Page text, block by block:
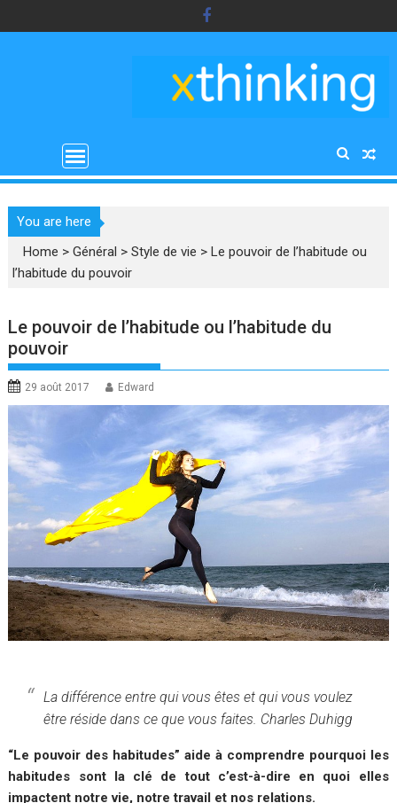
to
You are here
Home >Général >Style de vie >Le pouvoir de l’habitude ou
l’habitude du pouvoir
Le pouvoir de l’habitude ou l’habitude du
pouvoir
29 août 2017 Edward
La différence entre qui vous êtes et qui vous voulez
être réside dans ce que vous faites. Charles Duhigg
“Le pouvoir des habitudes” aide à comprendre pourquoi les
habitudes sont la clé de tout c’est-à-dire en quoi elles
impactent notre vie, notre travail et nos relations.